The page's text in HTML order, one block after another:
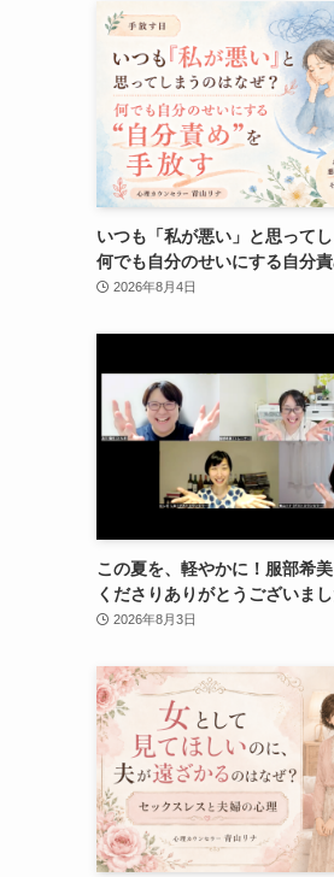
いつも「私が悪い」と思って
何でも自分のせいにする自分
2026年8月4日
この夏を、軽やかに！服部希
くださりありがとうございまし
2026年8月3日